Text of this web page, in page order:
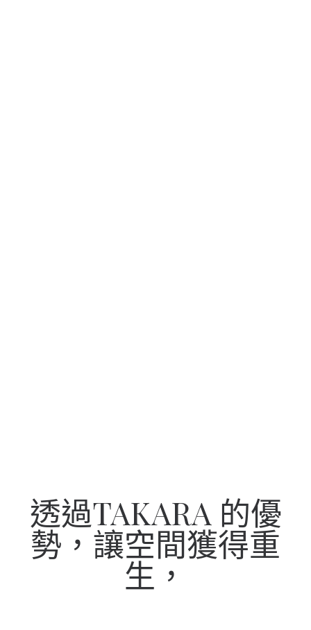
透過TAKARA 的優
勢，讓空間獲得重
生，